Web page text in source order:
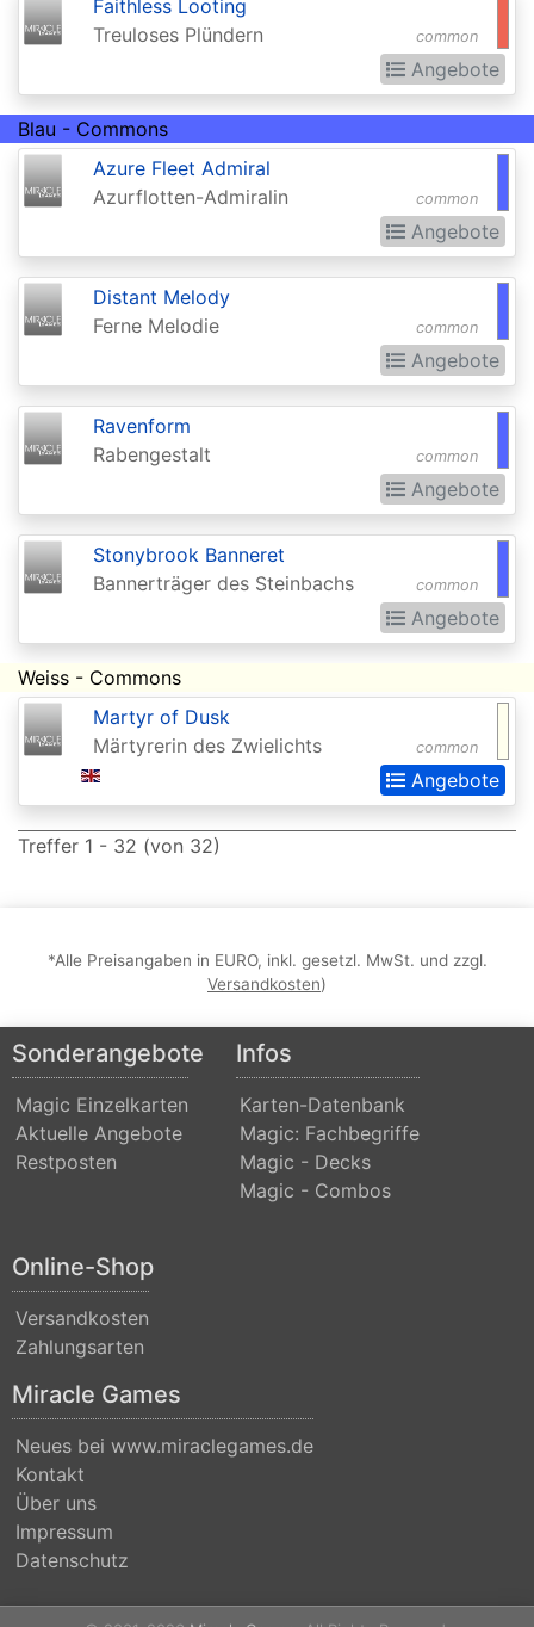
2021
(Strixhaven)
Commander
Anthology
Commander
Anthology
Commander
Legends
Legends:
Battle
for
Baldurs
Gate
Commander
Extras
Commander:
Forgotten
Realms
Conflux
Conspiracy
Dark
Darksteel
Dissension
Dominaria
Remastered
Dominaria
Extras
Dominaria
United
Dominaria
United:
Commander
common
Faithless Looting
Treuloses Plündern
Angebote
Blau - Commons
common
Azure Fleet Admiral
Azurflotten-Admiralin
Angebote
common
Distant Melody
Ferne Melodie
Angebote
common
Ravenform
Rabengestalt
Angebote
common
Stonybrook Banneret
Bannerträger des Steinbachs
Angebote
Weiss - Commons
common
Martyr of Dusk
Märtyrerin des Zwielichts
Angebote
Treffer 1 - 32 (von 32)
*Alle Preisangaben in EURO, inkl. gesetzl. MwSt. und zzgl.
Versandkosten)
Sonderangebote
Magic Einzelkarten
Aktuelle Angebote
Restposten
Infos
Karten-Datenbank
Magic: Fachbegriffe
Magic - Decks
Magic - Combos
Online-Shop
Versandkosten
Zahlungsarten
Miracle Games
Neues bei www.miraclegames.de
Kontakt
Über uns
Impressum
Datenschutz